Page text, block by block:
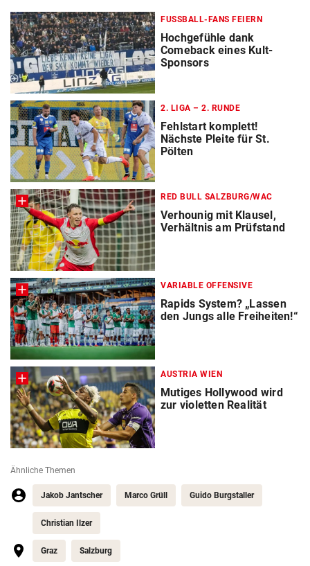
FUSSBALL-FANS FEIERN
Hochgefühle dank
Comeback eines Kult-
Sponsors
2. LIGA – 2. RUNDE
Fehlstart komplett!
Nächste Pleite für St.
Pölten
RED BULL SALZBURG/WAC
Verhounig mit Klausel,
Verhältnis am Prüfstand
VARIABLE OFFENSIVE
Rapids System? „Lassen
den Jungs alle Freiheiten!“
AUSTRIA WIEN
Mutiges Hollywood wird
zur violetten Realität
Ähnliche Themen
Jakob Jantscher Marco Grüll Guido Burgstaller
Christian Ilzer
Graz Salzburg